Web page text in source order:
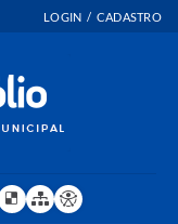
LOGIN / CADASTRO